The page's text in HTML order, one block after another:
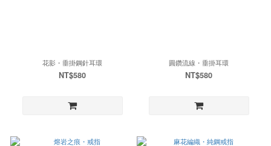
花影・垂掛鋼針耳環
NT$580
圓鑽流線・垂掛耳環
NT$580